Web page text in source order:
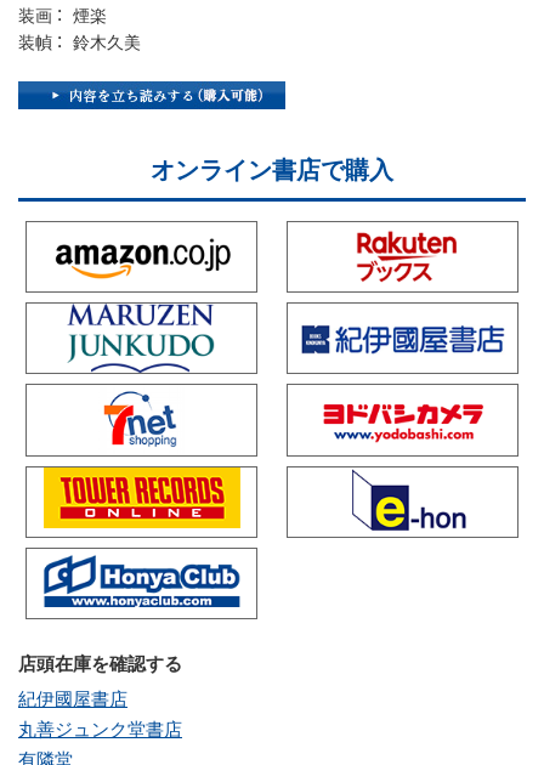
装画
煙楽
装幀
鈴木久美
オンライン書店で購入
店頭在庫を確認する
紀伊國屋書店
丸善ジュンク堂書店
有隣堂